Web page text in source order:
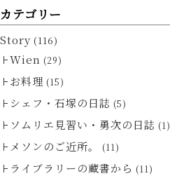
カテゴリー
Story (116)
Wien (29)
お料理 (15)
シェフ・石塚の日誌 (5)
ソムリエ見習い・勇次の日誌 (1)
メソンのご近所。 (11)
ライブラリーの蔵書から (11)